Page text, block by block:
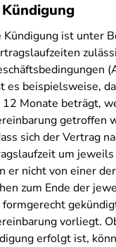
Kündigung ist unter
es beispielsweise,
Monate beträgt,
getroffen
sich der Vertrag
um
er nicht von einer
zum Ende der
vorliegt.
erfolgt ist,